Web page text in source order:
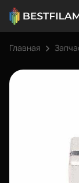
Главная